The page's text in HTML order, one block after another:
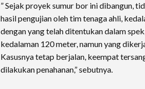
” Sejak proyek sumur bor ini dibangun,
hasil pengujian oleh tim tenaga ahli,
dengan yang telah ditentukan dalam
kedalaman 120 meter, namun yang
Kasusnya tetap berjalan, keempat
dilakukan penahanan,” sebutnya.